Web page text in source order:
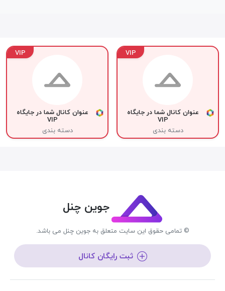
VIP
عنوان کانال شما در جایگاه
VIP
دسته بندی
VIP
عنوان کانال شما در جایگاه
VIP
دسته بندی
جوین چنل
© تمامی حقوق این سایت متعلق به جوین چنل می باشد.
ثبت رایگان کانال